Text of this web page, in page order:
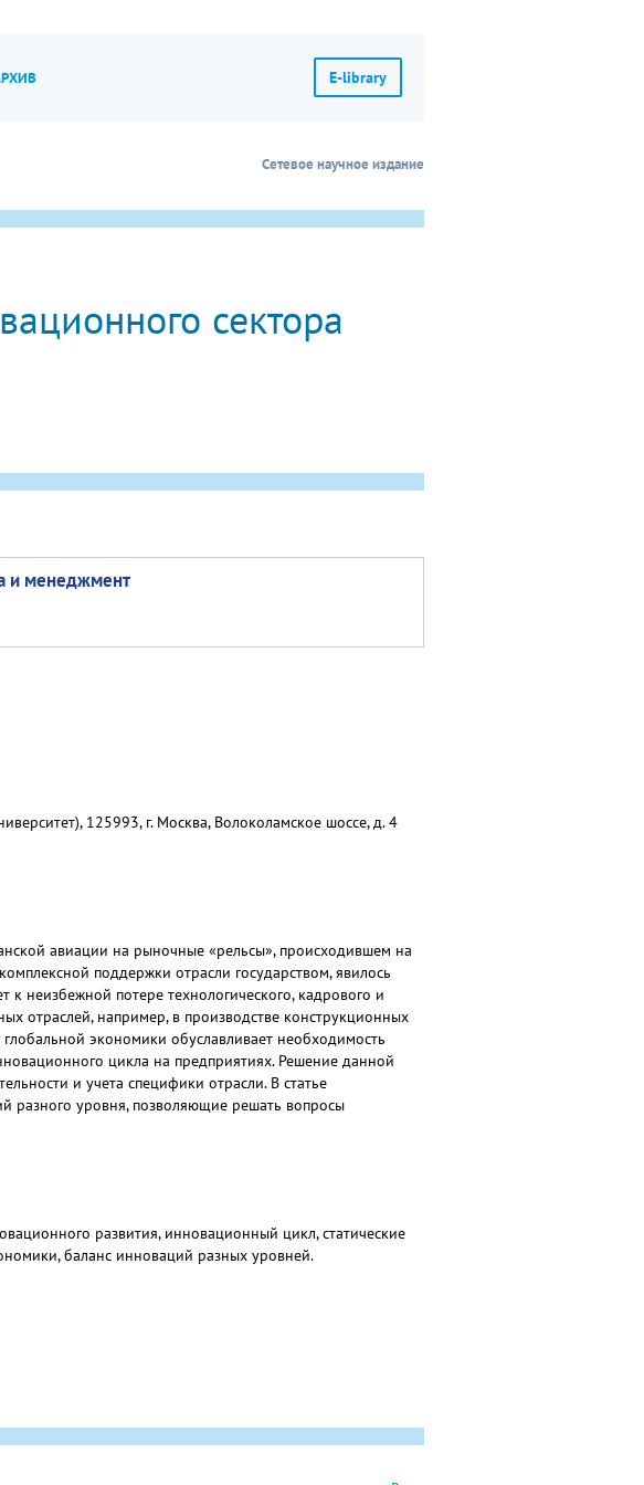
E-library
Сетевое научное издание
сектора
и менеджмент
125993, г. Москва, Волоколамское шоссе, д. 4
авиации на рыночные «рельсы», происходившем на
поддержки отрасли государством, явилось
неизбежной потере технологического, кадрового и
отраслей, например, в производстве конструкционных
экономики обуславливает необходимость
цикла на предприятиях. Решение данной
и учета специфики отрасли. В статье
разного уровня, позволяющие решать вопросы
развития, инновационный цикл, статические
баланс инноваций разных уровней.